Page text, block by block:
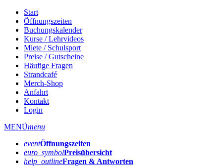
Start
Öffnungszeiten
Buchungskalender
Kurse / Lehrvideos
Miete / Schulsport
Preise / Gutscheine
Häufige Fragen
Strandcafé
Merch-Shop
Anfahrt
Kontakt
Login
MENÜmenu
eventÖffnungs­zeiten
euro_symbolPreis­übersicht
help_outlineFragen & Antworten